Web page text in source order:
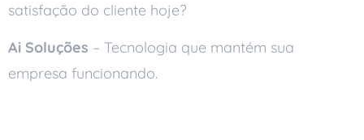
satisfação do cliente hoje?
Ai Soluções – Tecnologia que mantém sua
empresa funcionando.